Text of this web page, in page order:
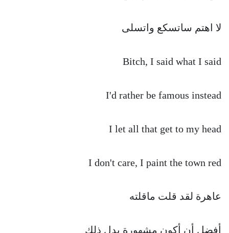
لا اهتم ساتسكع واتسلى
Bitch, I said what I said
I'd rather be famous instead
I let all that get to my head
I don't care, I paint the town red
عاهرة لقد قلت ماقلته
أفضل أن أكون مشهورة بدل ذلك